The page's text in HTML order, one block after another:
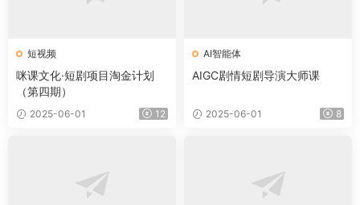
短视频
咪课文化·短剧项目淘金计划
（第四期）
2025-06-01 12
AI智能体
AIGC剧情短剧导演大师课
2025-06-01 8